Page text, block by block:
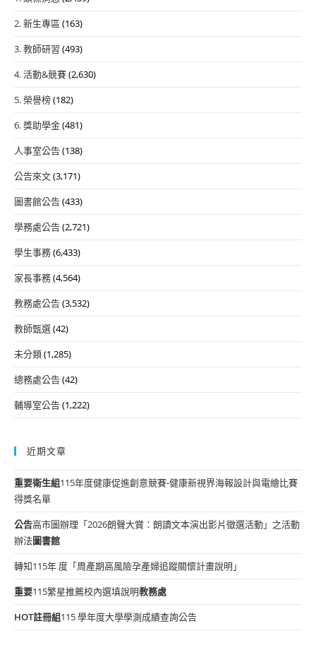
2. 新生專區 (163)
3. 教師研習 (493)
4. 活動&競賽(2,630)
5. 榮譽榜(182)
6. 獎助學金(481)
人事室公告(138)
公告來文(3,171)
圖書館公告(433)
學務處公告(2,721)
學生事務(6,433)
家長事務(4,564)
教務處公告(3,532)
教師甄選(42)
未分類(1,285)
總務處公告(42)
輔導室公告(1,222)
近期文章
重要衛生組115年度健康促進創意競賽-健康新視界海報設計與電繪比賽
得獎名單
公告高市圖辦理「2026朗聲大賞：朗讀文本演出影片徵選活動」之活動
辦法圖書館
轉知115年 度「周產期高風險孕產婦追蹤關懷計畫說明」
重要115繁星推薦校內選填說明教務處
HOT註冊組115 學年度大學學測成績查詢公告